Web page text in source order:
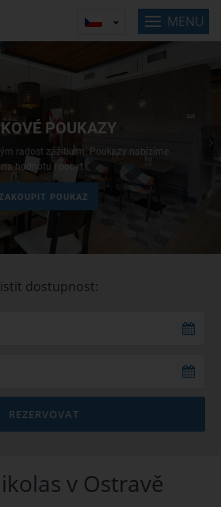
MENU
POUKAZY
radost zážitkem. Poukazy nabízíme
na hodnotu i pobyt.
POUKAZ
dostupnost:
REZERVOVAT
v Ostravě